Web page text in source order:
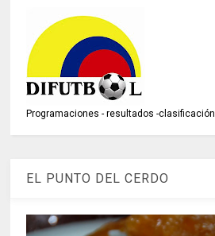
Programaciones - resultados -clasificación
EL PUNTO DEL CERDO